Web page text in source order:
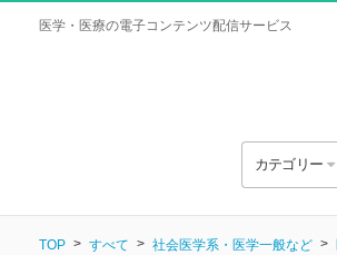
医学・医療の電子コンテンツ配信サービス
カテゴリー
TOP すべて 社会医学系・医学一般など